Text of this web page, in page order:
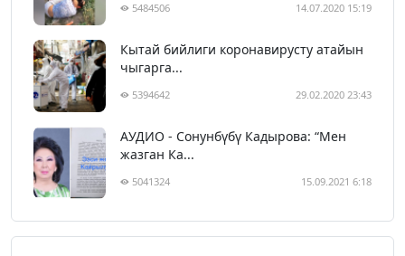
5484506 14.07.2020 15:19
Кытай бийлиги коронавирусту атайын
чыгарга...
5394642 29.02.2020 23:43
АУДИО - Сонунбүбү Кадырова: “Мен
жазган Ка...
5041324 15.09.2021 6:18